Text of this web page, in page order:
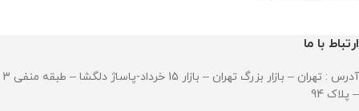
ارتباط با ما
آدرس : تهران – بازار بزرگ تهران – بازار 15 خرداد-پاساژ دلگشا – طبقه منفی 3
– پلاک 94